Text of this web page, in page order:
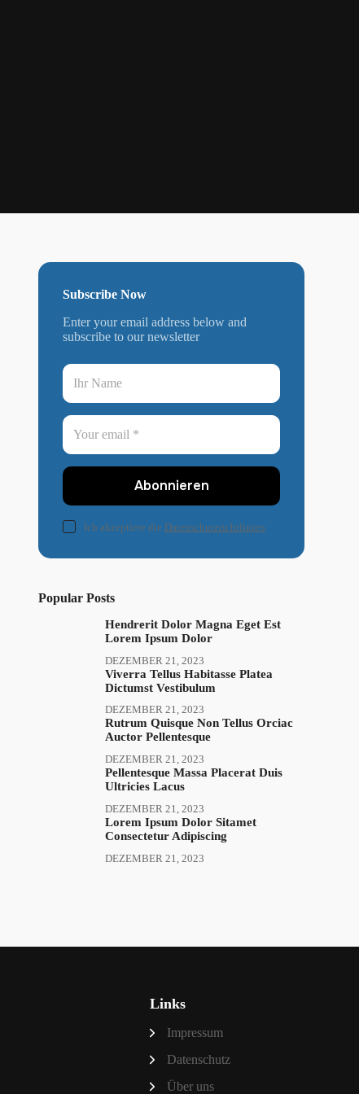
Subscribe Now
Enter your email address below and
subscribe to our newsletter
Abonnieren
Ich akzeptiere die Datenschutzrichtlinien
Popular Posts
Hendrerit Dolor Magna Eget Est
Lorem Ipsum Dolor
DEZEMBER 21, 2023
Viverra Tellus Habitasse Platea
Dictumst Vestibulum
DEZEMBER 21, 2023
Rutrum Quisque Non Tellus Orciac
Auctor Pellentesque
DEZEMBER 21, 2023
Pellentesque Massa Placerat Duis
Ultricies Lacus
DEZEMBER 21, 2023
Lorem Ipsum Dolor Sitamet
Consectetur Adipiscing
DEZEMBER 21, 2023
Links
Impressum
Datenschutz
Über uns